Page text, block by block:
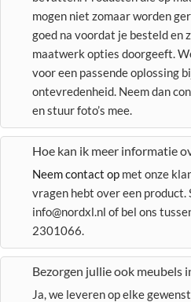
mogen niet zomaar worden
goed na voordat je besteld en
maatwerk opties doorgeeft.
voor een passende oplossing
ontevredenheid. Neem dan
en stuur foto’s mee.
Hoe kan ik meer informatie
Neem contact op met onze
vragen hebt over een product.
info@nordxl.nl of bel ons
2301066.
Bezorgen jullie ook meubels
Ja, we leveren op elke